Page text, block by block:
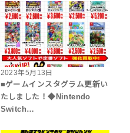
2023年5月13日
■ゲームインスタグラム更新い
たしました！◆Nintendo
Switch…